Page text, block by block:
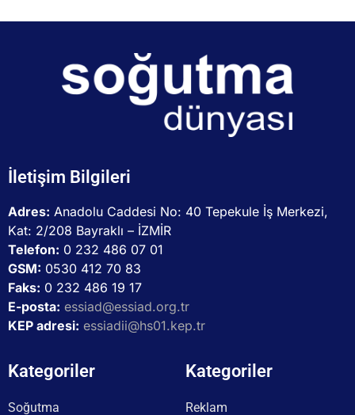
İletişim Bilgileri
Adres: Anadolu Caddesi No: 40 Tepekule İş Merkezi,
Kat: 2/208 Bayraklı – İZMİR
Telefon: 0 232 486 07 01
GSM: 0530 412 70 83
Faks: 0 232 486 19 17
E-posta: essiad@essiad.org.tr
KEP adresi: essiadii@hs01.kep.tr
Kategoriler
Soğutma
Kategoriler
Reklam